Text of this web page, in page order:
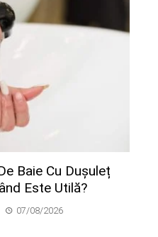
Baie Cu Dușuleț
Este Utilă?
07/08/2026